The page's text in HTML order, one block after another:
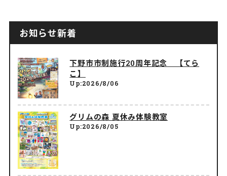
お知らせ新着
下野市市制施行20周年記念 【てら
こ】
Up:2026/8/06
グリムの森 夏休み体験教室
Up:2026/8/05